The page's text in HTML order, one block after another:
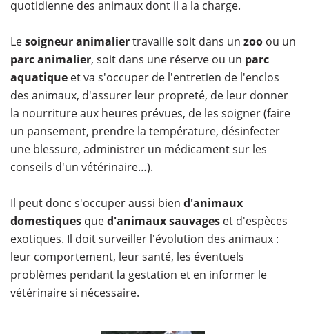
quotidienne des animaux dont il a la charge.
Lesoigneur animaliertravaille soit dans un zoo ou un
parc animalier, soit dans une réserve ou un parc
aquatique et va s'occuper de l'entretien de l'enclos
des animaux, d'assurer leur propreté, de leur donner
la nourriture aux heures prévues, de les soigner (faire
un pansement, prendre la température, désinfecter
une blessure, administrer un médicament sur les
conseils d'un vétérinaire…).
​Il peut donc s'occuper aussi bien d'animaux
domestiques qued'animaux sauvages et d'espèces
exotiques. Il doit surveiller l'évolution des animaux :
leur comportement, leur santé, les éventuels
problèmes pendant la gestation et en informer le
vétérinaire si nécessaire.